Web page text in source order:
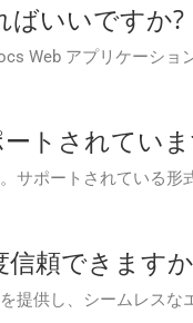
ばいいですか?
Web アプリケーショ
トされてい
サポートされている形
頼できます
提供し、シームレスな